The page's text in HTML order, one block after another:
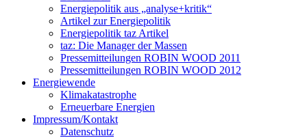
Energiepolitik aus „analyse+kritik“
Artikel zur Energiepolitik
Energiepolitik taz Artikel
taz: Die Manager der Massen
Pressemitteilungen ROBIN WOOD 2011
Pressemitteilungen ROBIN WOOD 2012
Energiewende
Klimakatastrophe
Erneuerbare Energien
Impressum/Kontakt
Datenschutz